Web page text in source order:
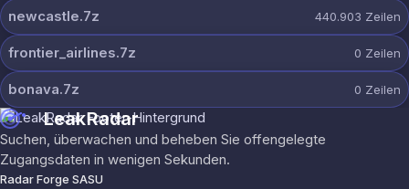
newcastle.7z 440.903 Zeilen
frontier_airlines.7z 0 Zeilen
bonava.7z 0 Zeilen
LeakRadar
Suchen, überwachen und beheben Sie offengelegte
Zugangsdaten in wenigen Sekunden.
Radar Forge SASU